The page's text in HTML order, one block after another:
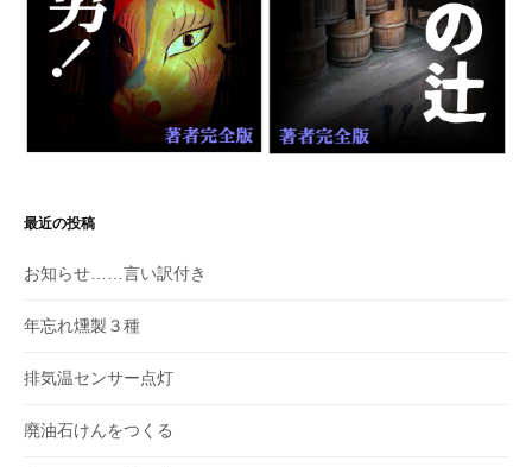
最近の投稿
お知らせ……言い訳付き
年忘れ燻製３種
排気温センサー点灯
廃油石けんをつくる